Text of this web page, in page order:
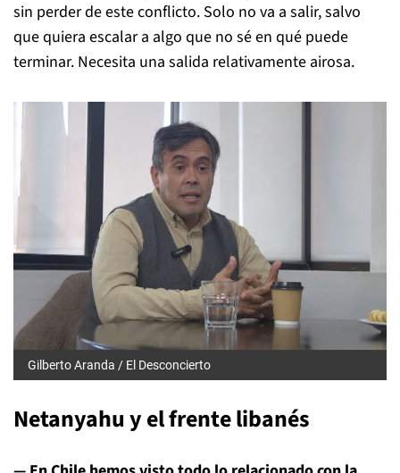
sin perder de este conflicto. Solo no va a salir, salvo
que quiera escalar a algo que no sé en qué puede
terminar. Necesita una salida relativamente airosa.
Gilberto Aranda / El Desconcierto
Netanyahu y el frente libanés